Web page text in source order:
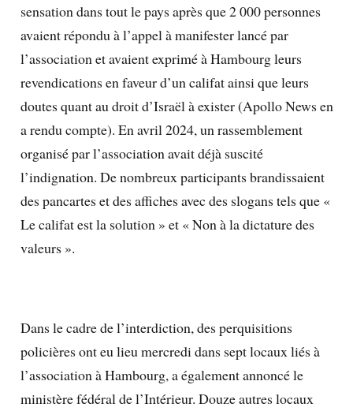
sensation dans tout le pays après que 2 000 personnes
avaient répondu à l’appel à manifester lancé par
l’association et avaient exprimé à Hambourg leurs
revendications en faveur d’un califat ainsi que leurs
doutes quant au droit d’Israël à exister (Apollo News en
a rendu compte). En avril 2024, un rassemblement
organisé par l’association avait déjà suscité
l’indignation. De nombreux participants brandissaient
des pancartes et des affiches avec des slogans tels que «
Le califat est la solution » et « Non à la dictature des
valeurs ».
Dans le cadre de l’interdiction, des perquisitions
policières ont eu lieu mercredi dans sept locaux liés à
l’association à Hambourg, a également annoncé le
ministère fédéral de l’Intérieur. Douze autres locaux